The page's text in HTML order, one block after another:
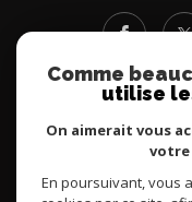
Comme
utilise
On aimerait vous
votre
En poursuivant, vous